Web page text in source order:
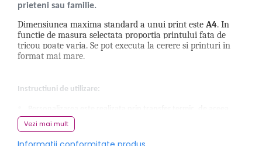
prieteni sau familie.
Dimensiunea maxima standard a unui print este A4. In
functie de masura selectata proportia printului fata de
tricou poate varia. Se pot executa la cerere si printuri in
format mai mare.
Instructiuni de utilizare:
trebuie respectate anumite instructiuni pentru a pastra
calitatea tricoului pe termen lung.
Spalarea tricoului se face pe dos, indiferent dacă se spala la
Vezi mai mult